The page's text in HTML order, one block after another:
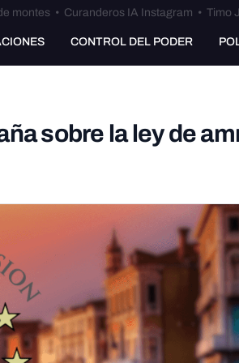
montes• Curanderos IA Instagram • Timo
CONTROL DEL PODER
sobre la ley de